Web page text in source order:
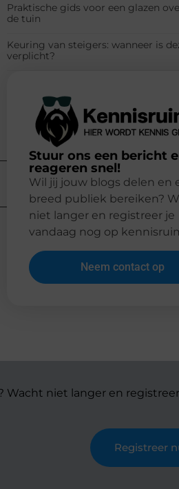
Praktische gids voor een glazen
de tuin
Keuring van steigers: wanneer is
verplicht?
Stuur ons een bericht
reageren snel!
Wil jij jouw blogs delen en
breed publiek bereiken?
niet langer en registreer je
vandaag nog op
Neem contact op
Wacht niet langer en
Registreer